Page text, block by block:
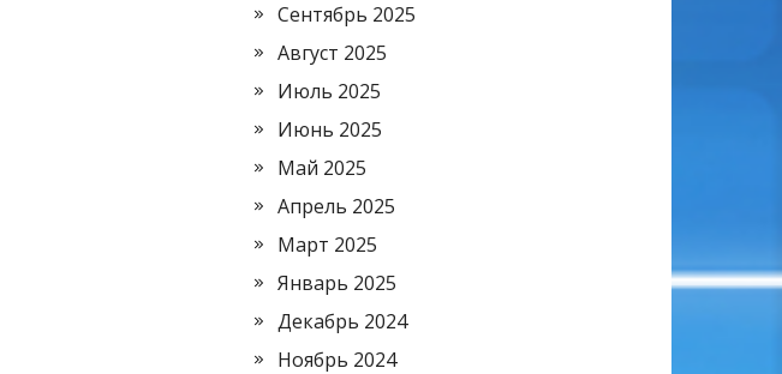
Сентябрь 2025
Август 2025
Июль 2025
Июнь 2025
Май 2025
Апрель 2025
Март 2025
Январь 2025
Декабрь 2024
Ноябрь 2024